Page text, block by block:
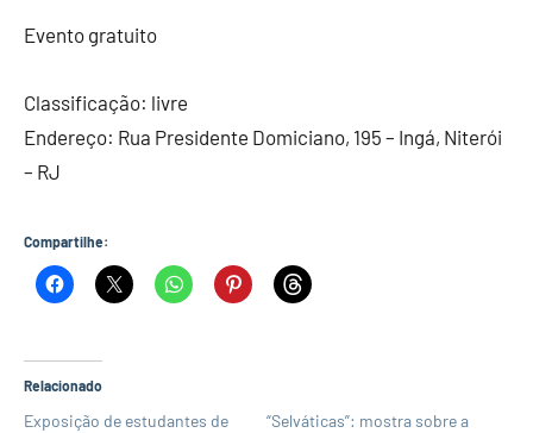
Evento gratuito
Classificação: livre
Endereço: Rua Presidente Domiciano, 195 – Ingá, Niterói
– RJ
Compartilhe:
Relacionado
Exposição de estudantes de
“Selváticas”: mostra sobre a